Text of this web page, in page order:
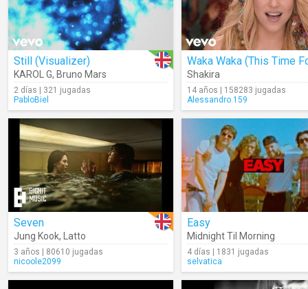
Still (Visualizer)
KAROL G, Bruno Mars
2 días | 321 jugadas
PabloBiel
Shakira
14 años | 158283 jugadas
Alessandro.159
Seven
Jung Kook, Latto
3 años | 80610 jugadas
nicoole2099
Easy
Midnight Til Morning
4 días | 1831 jugadas
selvatica